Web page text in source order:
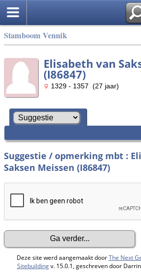
Stamboom Vennik
Elisabeth van
(I86847)
1329 - 1357 (27 jaar)
Suggestie / opmerking mbt :
Saksen Meissen (I86847)
Deze site werd aangemaakt doorThe Next
Sitebuildingv. 15.0.1, geschreven door